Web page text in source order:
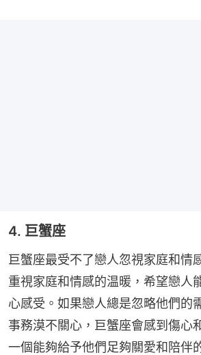
4. 巨蟹座
巨蟹座最受不了戀人忽視家庭和情
重視家庭和情感的温暖，希望戀人
心感受。如果戀人總是忽略他們的
事務漠不關心，巨蟹座會感到傷心
一個能夠給予他們足夠關愛和陪伴